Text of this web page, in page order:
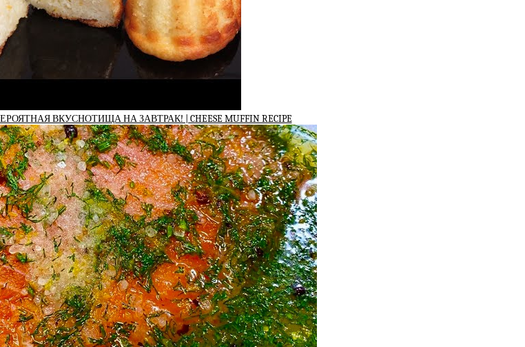
ВКУСНОТИЩА НА ЗАВТРАК! | CHEESE MUFFIN RECIPE